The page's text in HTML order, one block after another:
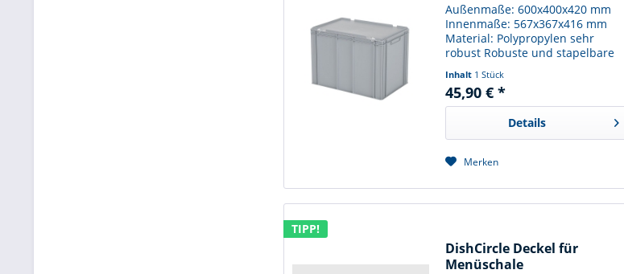
Außenmaße: 600x400x420 mm
Innenmaße: 567x367x416 mm
Material: Polypropylen sehr
robust Robuste und stapelbare
Klappdeckel mit Scharnieren.
Langlebig: Konzipiert für die
dauerhafte Verwendung in der...
Inhalt 1 Stück
45,90 € *
Details
Merken
TIPP!
DishCircle Deckel für
Menüschale